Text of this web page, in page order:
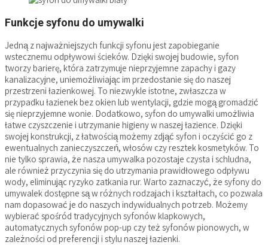
Funkcje syfonu do umywalki
Jedną z najważniejszych funkcji syfonu jest zapobieganie
wstecznemu odpływowi ścieków. Dzięki swojej budowie, syfon
tworzy barierę, która zatrzymuje nieprzyjemne zapachy i gazy
kanalizacyjne, uniemożliwiając im przedostanie się do naszej
przestrzeni łazienkowej. To niezwykle istotne, zwłaszcza w
przypadku łazienek bez okien lub wentylacji, gdzie mogą gromadzić
się nieprzyjemne wonie. Dodatkowo, syfon do umywalki umożliwia
łatwe czyszczenie i utrzymanie higieny w naszej łazience. Dzięki
swojej konstrukcji, z łatwością możemy zdjąć syfon i oczyścić go z
ewentualnych zanieczyszczeń, włosów czy resztek kosmetyków. To
nie tylko sprawia, że nasza umywalka pozostaje czysta i schludna,
ale również przyczynia się do utrzymania prawidłowego odpływu
wody, eliminując ryzyko zatkania rur. Warto zaznaczyć, że syfony do
umywalek dostępne są w różnych rodzajach i kształtach, co pozwala
nam dopasować je do naszych indywidualnych potrzeb. Możemy
wybierać spośród tradycyjnych syfonów klapkowych,
automatycznych syfonów pop-up czy też syfonów pionowych, w
zależności od preferencji i stylu naszej łazienki.